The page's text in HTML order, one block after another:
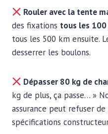
Rouler avec la tente
des fixations tous les 100
tous les 500 km ensuite.
desserrer les boulons.
Dépasser 80 kg de
kg de plus, ça passe… »
assurance peut refuser
spécifications